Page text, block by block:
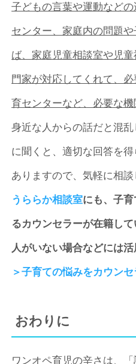
子どもの言葉や運動など
センター、家庭内の問題
ば、家庭児童相談室や児
門家が対応してくれて、
育センターなど、必要な機
身近な人からの話だと混
に聞くと、適切な回答を
ありますので、気軽に相談
うららか相談室にも、子
るカウンセラーが在籍し
人がいない場合などには活
＞子育ての悩みをカウン
おわりに
ワンオペ育児の辛さは、